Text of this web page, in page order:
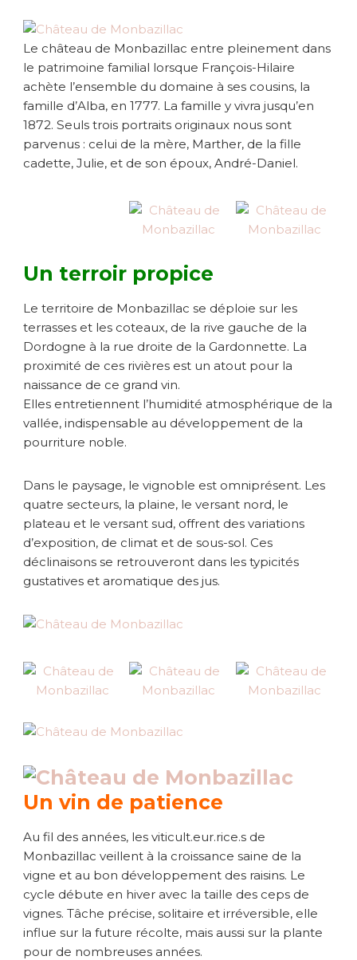
Le château de Monbazillac entre pleinement dans
le patrimoine familial lorsque François-Hilaire
achète l’ensemble du domaine à ses cousins, la
famille d’Alba, en 1777. La famille y vivra jusqu’en
1872. Seuls trois portraits originaux nous sont
parvenus : celui de la mère, Marther, de la fille
cadette, Julie, et de son époux, André-Daniel.
Un terroir propice
Le territoire de Monbazillac se déploie sur les
terrasses et les coteaux, de la rive gauche de la
Dordogne à la rue droite de la Gardonnette. La
proximité de ces rivières est un atout pour la
naissance de ce grand vin.
Elles entretiennent l’humidité atmosphérique de la
vallée, indispensable au développement de la
pourriture noble.
Dans le paysage, le vignoble est omniprésent. Les
quatre secteurs, la plaine, le versant nord, le
plateau et le versant sud, offrent des variations
d’exposition, de climat et de sous-sol. Ces
déclinaisons se retrouveront dans les typicités
gustatives et aromatique des jus.
Un vin de patience
Au fil des années, les viticult.eur.rice.s de
Monbazillac veillent à la croissance saine de la
vigne et au bon développement des raisins. Le
cycle débute en hiver avec la taille des ceps de
vignes. Tâche précise, solitaire et irréversible, elle
influe sur la future récolte, mais aussi sur la plante
pour de nombreuses années.